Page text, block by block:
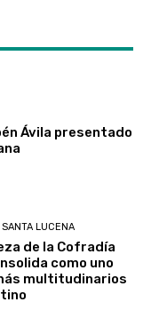
Ávila presentado
LUCENA
de la Cofradía
como uno
multitudinarios